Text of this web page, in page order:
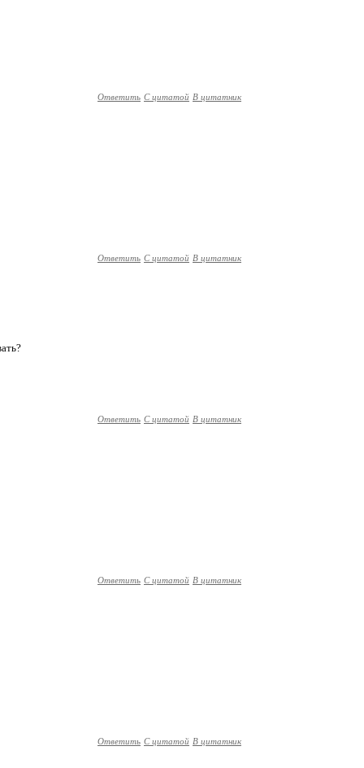
Ответить С цитатой В цитатник
Ответить С цитатой В цитатник
Ответить С цитатой В цитатник
Ответить С цитатой В цитатник
Ответить С цитатой В цитатник